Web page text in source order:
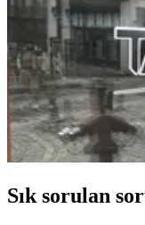
Sık sorulan